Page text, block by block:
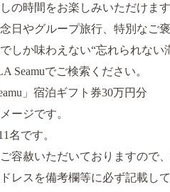
の時間をお楽しみいただけます
日やグループ旅行、特別なご
しか味わえない“忘れられない
Seamuでご検索ください。
」宿泊ギフト券30万円分
ージです。
名です。
容赦いただいておりますので
レスを備考欄等に必ず記載して